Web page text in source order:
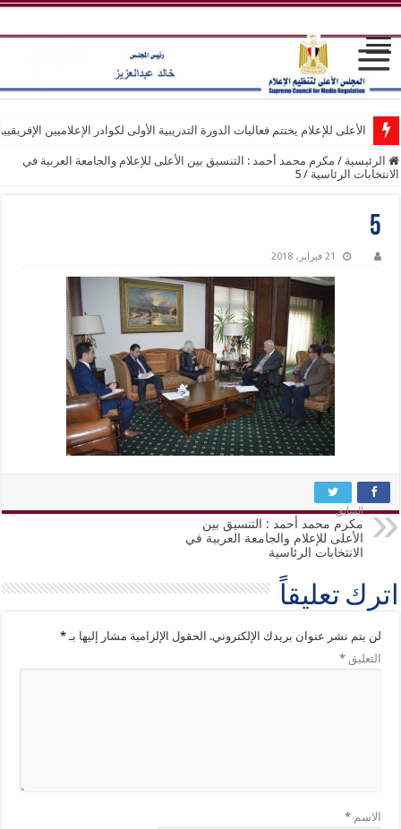
الأعلى للإعلام يختتم فعاليات الدورة التدريبية الأولى لكوادر الإعلاميين
الرئيسية / مكرم محمد أحمد : التنسيق بين الأعلى للإعلام والجامعة العربية في
الانتخابات الرئاسية /
5
5
21 فبراير، 2018
السابق
مكرم محمد أحمد : التنسيق بين
الأعلى للإعلام والجامعة العربية في
الانتخابات الرئاسية
اترك تعليقاً
لن يتم نشر عنوان بريدك الإلكتروني. الحقول الإلزامية مشار إليها بـ*
التعليق*
الاسم*